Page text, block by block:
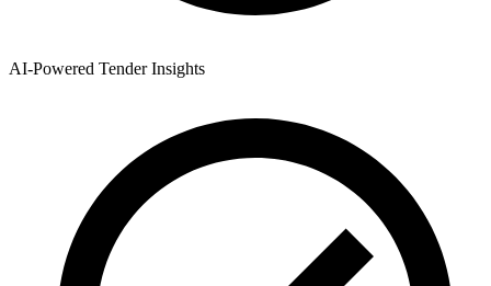
AI-Powered Tender Insights